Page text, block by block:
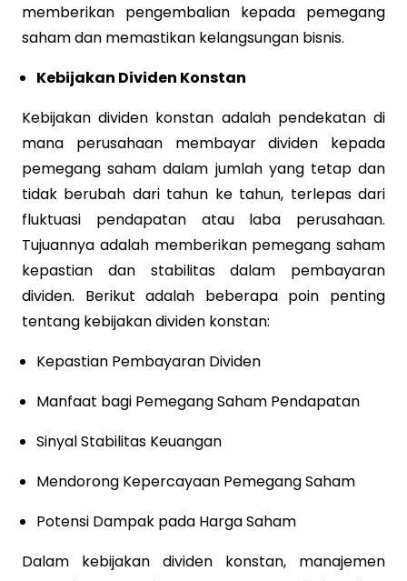
memberikan pengembalian kepada pemegang
saham dan memastikan kelangsungan bisnis.
Kebijakan Dividen Konstan
Kebijakan dividen konstan adalah pendekatan di
mana perusahaan membayar dividen kepada
pemegang saham dalam jumlah yang tetap dan
tidak berubah dari tahun ke tahun, terlepas dari
fluktuasi pendapatan atau laba perusahaan.
Tujuannya adalah memberikan pemegang saham
kepastian dan stabilitas dalam pembayaran
dividen. Berikut adalah beberapa poin penting
tentang kebijakan dividen konstan:
Kepastian Pembayaran Dividen
Manfaat bagi Pemegang Saham Pendapatan
Sinyal Stabilitas Keuangan
Mendorong Kepercayaan Pemegang Saham
Potensi Dampak pada Harga Saham
Dalam kebijakan dividen konstan, manajemen